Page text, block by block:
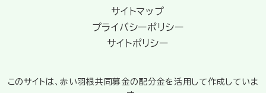
サイトマップ
プライバシーポリシー
サイトポリシー
このサイトは、赤い羽根共同募金の配分金を活用して作成していま